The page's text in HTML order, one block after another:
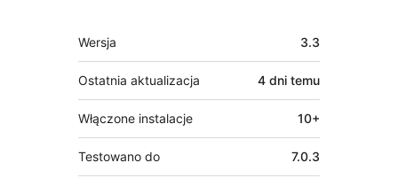
Meta
Wersja 3.3
Ostatnia aktualizacja 4 dni temu
Włączone instalacje 10+
Testowano do 7.0.3